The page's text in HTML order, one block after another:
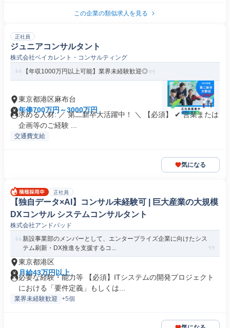
この企業の類似求人を見る
正社員
ジュニアコンサルタント
株式会社ベイカレント・コンサルティング
【年収1000万円以上可能】業界未経験歓迎◎
東京都港区麻布台
年俸700万円～3000万円
求める人材: ／ 第二新卒大活躍中！ ＼ 【必須】 ✔ 営業または
企画等のご経験 ...
交通費支給
気になる
正社員
【独自データ×AI】コンサル未経験可 | 巨大産業の大規模
DXコンサル システムコンサルタント
株式会社アンドパッド
新設事業部のメンバーとして、エンタープライズ企業に向けたシス
テム刷新・DX推進を支援するコ...
東京都港区
月給43万円以上
必要な経験・能力等 【必須】ITシステムの開発プロジェクト
における「要件定義」もしくは...
業界未経験歓迎 +5個